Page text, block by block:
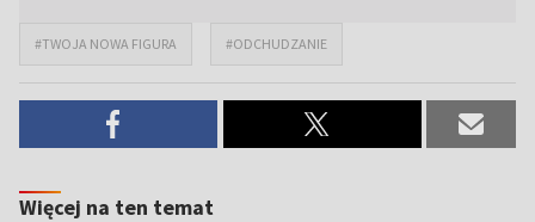
#TWOJA NOWA FIGURA #ODCHUDZANIE
Więcej na ten temat